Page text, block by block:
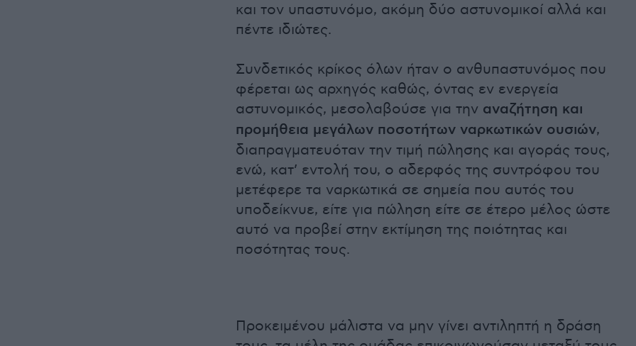
και τον υπαστυνόμο, ακόμη δύο αστυνομικοί αλλά και
πέντε ιδιώτες.
Συνδετικός κρίκος όλων ήταν ο ανθυπαστυνόμος που
φέρεται ως αρχηγός καθώς, όντας εν ενεργεία
αστυνομικός, μεσολαβούσε για την αναζήτηση και
προμήθεια μεγάλων ποσοτήτων ναρκωτικών ουσιών,
διαπραγματευόταν την τιμή πώλησης και αγοράς τους,
ενώ, κατ’ εντολή του, ο αδερφός της συντρόφου του
μετέφερε τα ναρκωτικά σε σημεία που αυτός του
υποδείκνυε, είτε για πώληση είτε σε έτερο μέλος ώστε
αυτό να προβεί στην εκτίμηση της ποιότητας και
ποσότητας τους.
Προκειμένου μάλιστα να μην γίνει αντιληπτή η δράση